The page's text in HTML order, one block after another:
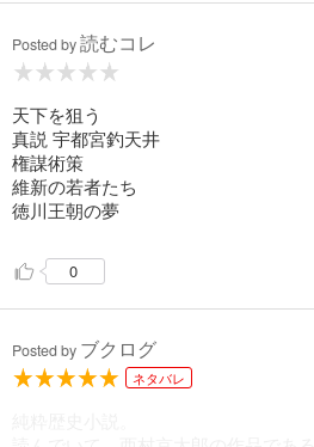
Posted by読むコレ
天下を狙う
真説 宇都宮釣天井
権謀術策
維新の若者たち
徳川王朝の夢
0
Posted by ブクログ
ネタバレ